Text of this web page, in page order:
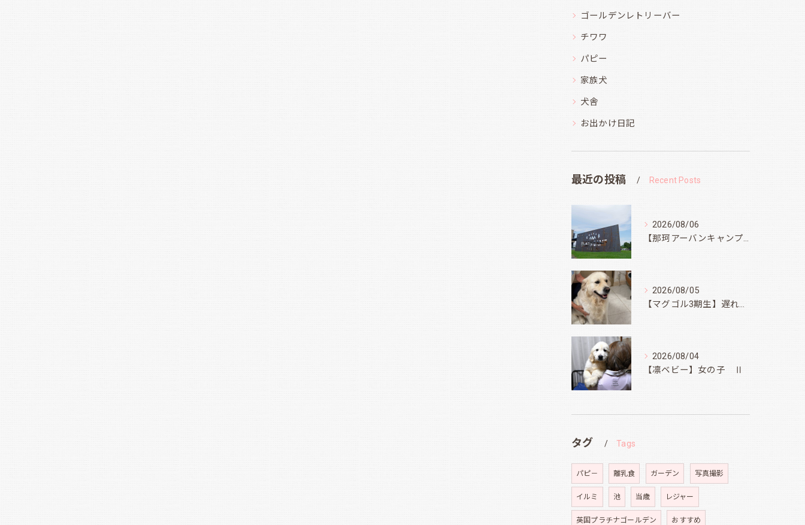
ゴールデンレトリーバー
チワワ
パピー
家族犬
犬舎
お出かけ日記
最近の投稿 Recent Posts
2026/08/06
【那珂アーバンキャンプフィールド】
2026/08/05
【マグゴル3期生】遅ればせながら
2026/08/04
【凛ベビー】女の子 Ⅱ
タグ Tags
パピ－ 離乳食 ガーデン 写真撮影
イルミ 池 当歳 レジャー
英国プラチナゴールデン おすすめ